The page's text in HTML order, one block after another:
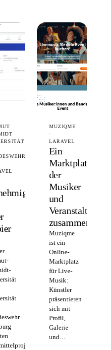
MUZIQME
·
LARAVEL
Ein
Marktplatz,
der
Musiker
und
Veranstalter
Muziqme
ist ein
Online-
Marktplatz
für Live-
Musik:
Künstler
präsentieren
sich mit
Profil,
Galerie
und…